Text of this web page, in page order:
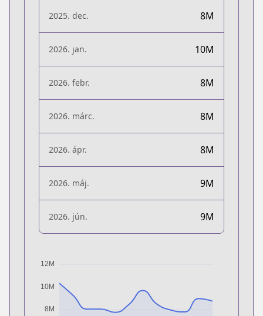
2025. dec. 8M
2026. jan. 10M
2026. febr. 8M
2026. márc. 8M
2026. ápr. 8M
2026. máj. 9M
2026. jún. 9M